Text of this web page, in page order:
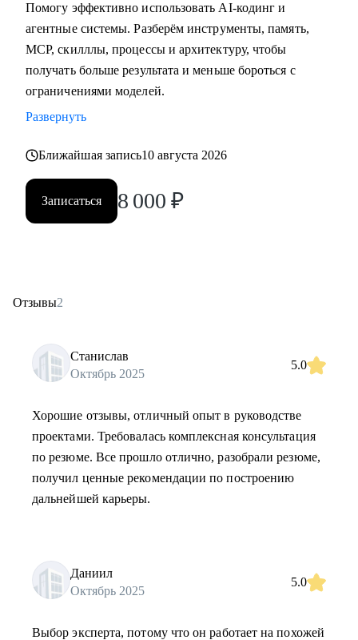
Помогу эффективно использовать AI-кодинг и
агентные системы. Разберём инструменты, память,
MCP, скилллы, процессы и архитектуру, чтобы
получать больше результата и меньше бороться с
ограничениями моделей.
Развернуть
Ближайшая запись10 августа 2026
Записаться 8 000 ₽
Отзывы2
Станислав
Октябрь 2025
5.0
Хорошие отзывы, отличный опыт в руководстве
проектами. Требовалась комплексная консультация
по резюме. Все прошло отлично, разобрали резюме,
получил ценные рекомендации по построению
дальнейшей карьеры.
Даниил
Октябрь 2025
5.0
Выбор эксперта, потому что он работает на похожей